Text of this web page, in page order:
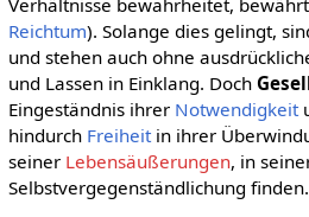
Reichtum). Solange dies gelingt,
und stehen auch ohne
und Lassen in Einklang. Doch
Eingeständnis ihrer Notwendigkeit
hindurch Freiheitin ihrer
seiner Lebensäußerungen, in
Selbstvergegenständlichung finden.